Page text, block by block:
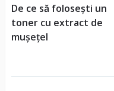
De ce să folosești un
toner cu extract de
mușețel